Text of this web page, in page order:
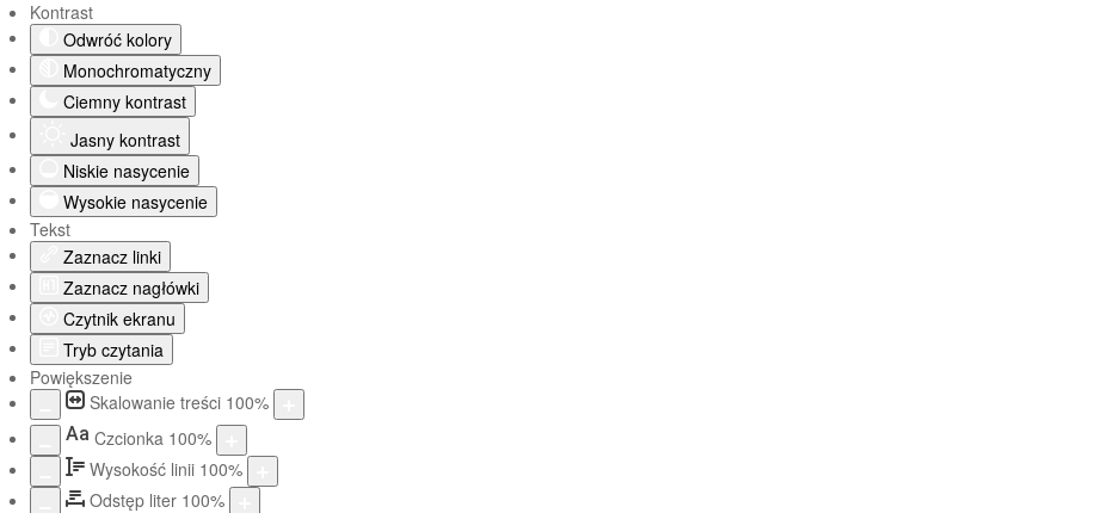
Kontrast
Odwróć kolory
Monochromatyczny
Ciemny kontrast
Jasny kontrast
Niskie nasycenie
Wysokie nasycenie
Tekst
Zaznacz linki
Zaznacz nagłówki
Czytnik ekranu
Tryb czytania
Powiększenie
Skalowanie treści 100%
Aa Czcionka 100%
Wysokość linii 100%
Odstęp liter 100%